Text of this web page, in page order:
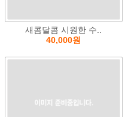
새콤달콤 시원한 수..
40,000원